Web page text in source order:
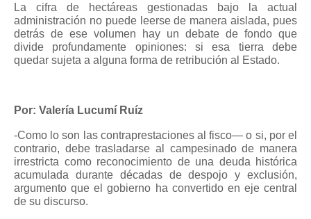
La cifra de hectáreas gestionadas bajo la actual
administración no puede leerse de manera aislada, pues
detrás de ese volumen hay un debate de fondo que
divide profundamente opiniones: si esa tierra debe
quedar sujeta a alguna forma de retribución al Estado.
Por: Valería Lucumí Ruíz
-Como lo son las contraprestaciones al fisco— o si, por el
contrario, debe trasladarse al campesinado de manera
irrestricta como reconocimiento de una deuda histórica
acumulada durante décadas de despojo y exclusión,
argumento que el gobierno ha convertido en eje central
de su discurso.